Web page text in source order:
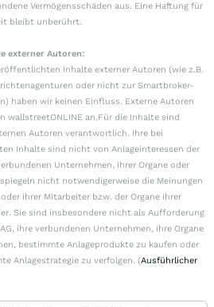
Vermögensschäden aus. Eine Haftung für
bleibt unberührt.
externer Autoren:
Inhalte externer Autoren (wie z.B.
oder nicht zur Smartbroker-
haben wir keinen Einfluss. Externe Autoren
wallstreetONLINE an.Für die Inhalte sind
Autoren verantwortlich. Ihre bei
Inhalte sind nicht von Anlageinteressen der
Unternehmen, ihrer Organe oder
nicht notwendigerweise die Meinungen
ihrer Mitarbeiter bzw. der Organe ihrer
Sie sind insbesondere nicht als Aufforderung
ihre verbundenen Unternehmen, ihre Organe
bestimmte Anlageprodukte zu kaufen oder
Anlagestrategie zu verfolgen. (Ausführlicher